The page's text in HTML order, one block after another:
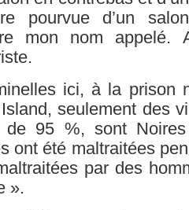
pourvue d’un
mon nom
ici, à la prison
seulement des
de 95 %, sont
ont été maltraitées
par des
».